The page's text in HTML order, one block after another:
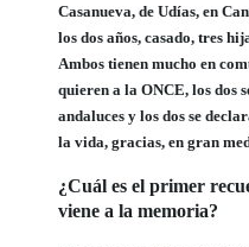
Casanueva, de Udías, en
los dos años, casado, tres
Ambos tienen mucho en
quieren a la ONCE, los dos
andaluces y los dos se
la vida, gracias, en gran
¿Cuál es el primer
viene a la memoria?